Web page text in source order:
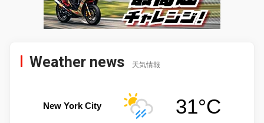
Weather news 天気情報
New York City 31°C